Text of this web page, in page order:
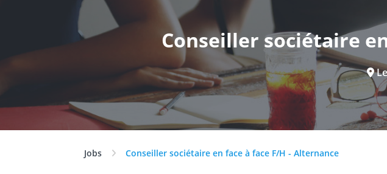
Conseiller sociétaire
Jobs Conseiller sociétaire en face à face F/H - Alternance